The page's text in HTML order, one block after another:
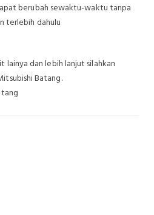
berubah sewaktu-waktu tanpa
terlebih dahulu
lainya dan lebih lanjut silahkan
Batang.